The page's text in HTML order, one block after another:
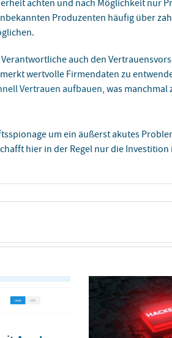
achten und nach Möglichkeit nur
Produzenten häufig über
auch den
wertvolle Firmendaten zu
Vertrauen aufbauen, was manchmal
um ein äußerst akutes
hier in der Regel nur die